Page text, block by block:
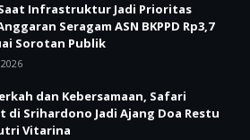
Saat Infrastruktur Jadi Prioritas
Seragam ASN BKPPD Rp3,7
Sorotan Publik
dan Kebersamaan, Safari
di Srihardono Jadi Ajang Doa Restu
Vitarina